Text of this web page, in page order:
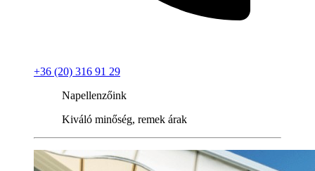
+36 (20) 316 91 29
Napellenzőink
Kiváló minőség, remek árak